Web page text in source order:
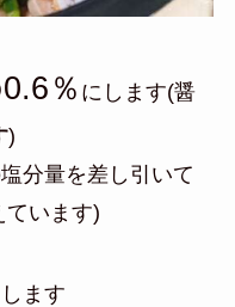
％ にします(醤
)
分量を差し引いて
ています)
ます